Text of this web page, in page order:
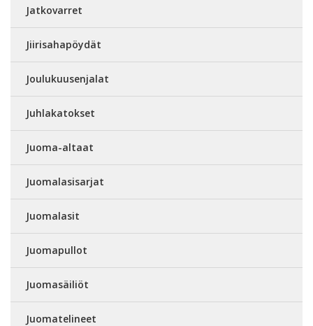
Jatkovarret
Jiirisahapöydät
Joulukuusenjalat
Juhlakatokset
Juoma-altaat
Juomalasisarjat
Juomalasit
Juomapullot
Juomasäiliöt
Juomatelineet